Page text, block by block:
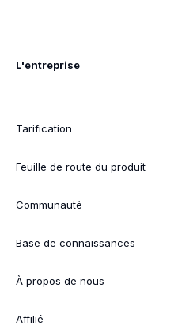
L'entreprise
Tarification
Feuille de route du produit
Communauté
Base de connaissances
À propos de nous
Affilié